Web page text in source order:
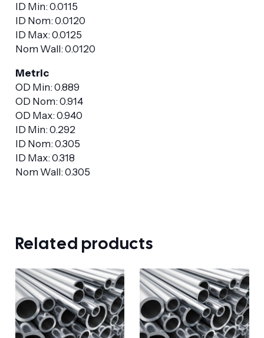
ID Min: 0.0115
ID Nom: 0.0120
ID Max: 0.0125
Nom Wall: 0.0120
Metric
OD Min: 0.889
OD Nom: 0.914
OD Max: 0.940
ID Min: 0.292
ID Nom: 0.305
ID Max: 0.318
Nom Wall: 0.305
Related products